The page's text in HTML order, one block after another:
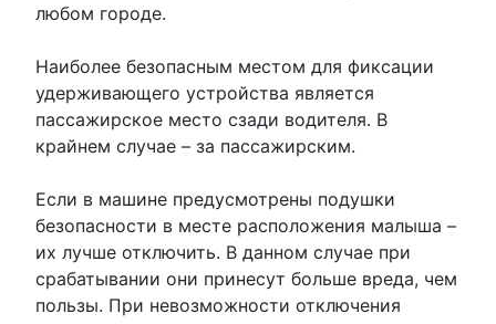
любом городе.
Наиболее безопасным местом для фиксации
удерживающего устройства является
пассажирское место сзади водителя. В
крайнем случае – за пассажирским.
Если в машине предусмотрены подушки
безопасности в месте расположения малыша –
их лучше отключить. В данном случае при
срабатывании они принесут больше вреда, чем
пользы. При невозможности отключения